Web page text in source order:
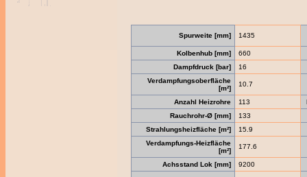
Spurweite [mm] 1435
Kolbenhub [mm]
660
Dampfdruck [bar]
16
Verdampfungsoberfläche
[m²]
10.7
Anzahl Heizrohre 113
Rauchrohr-Ø [mm]
133
Strahlungsheizfläche [m²]
15.9
Verdampfungs-Heizfläche
[m²]
177.6
Achsstand Lok [mm] 9200